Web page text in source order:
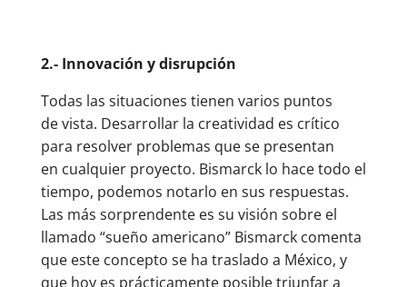
2.- Innovación y disrupción
Todas las situaciones tienen varios puntos
de vista. Desarrollar la creatividad es crítico
para resolver problemas que se presentan
en cualquier proyecto. Bismarck lo hace todo el
tiempo, podemos notarlo en sus respuestas.
Las más sorprendente es su visión sobre el
llamado “sueño americano” Bismarck comenta
que este concepto se ha traslado a México, y
que hoy es prácticamente posible triunfar a